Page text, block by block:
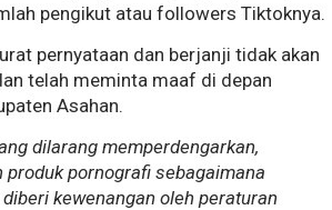
pengikut atau followers Tiktoknya.
pernyataan dan berjanji tidak akan
telah meminta maaf di depan
Asahan.
dilarang memperdengarkan,
pornografi sebagaimana
kewenangan oleh peraturan